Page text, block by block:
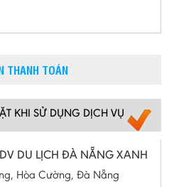
THANH TOÁN
KHI SỬ DỤNG DỊCH VỤ
DU LỊCH ĐÀ NẴNG XANH
Hòa Cường, Đà Nẵng